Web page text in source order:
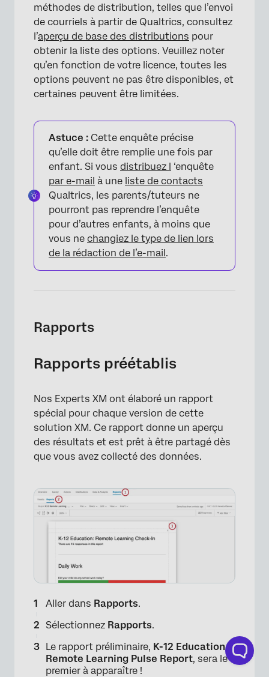
×
×
méthodes de distribution, telles que l’envoi
de courriels à partir de Qualtrics, consultez
l’aperçu de base des distributions pour
obtenir la liste des options. Veuillez noter
qu’en fonction de votre licence, toutes les
options peuvent ne pas être disponibles, et
certaines peuvent être limitées.
Astuce : Cette enquête précise
qu’elle doit être remplie une fois par
enfant. Si vous distribuez l
‘enquête
par e-mail à une liste de contacts
Qualtrics, les parents/tuteurs ne
pourront pas reprendre l’enquête
pour d’autres enfants, à moins que
vous ne changiez le type de lien lors
de la rédaction de l’e-mail .
Rapports
Rapports préétablis
Nos Experts XM ont élaboré un rapport
spécial pour chaque version de cette
solution XM. Ce rapport donne un aperçu
des résultats et est prêt à être partagé dès
que vous avez collecté des données.
Aller dans Rapports.
Sélectionnez Rapports.
Le rapport préliminaire, K-12 Education :
Remote Learning Pulse Report, sera le
premier à apparaître !